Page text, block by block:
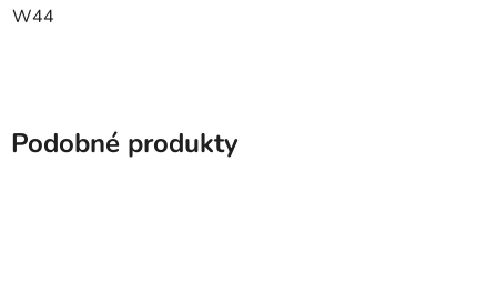
W44
Podobné produkty